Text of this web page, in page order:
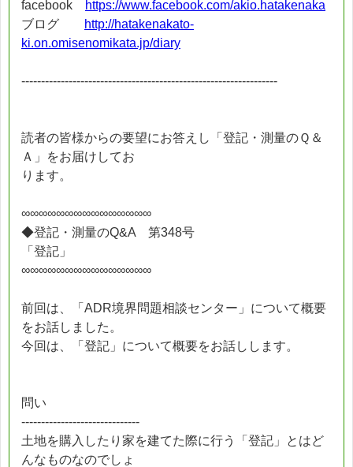
facebook
https://www.facebook.com/akio.hatakenaka
ブログ
http://hatakenakato-
ki.on.omisenomikata.jp/diary
-----------------------------------------------------------------
読者の皆様からの要望にお答えし「登記・測量のＱ＆
Ａ」をお届けしてお
ります。
∞∞∞∞∞∞∞∞∞∞∞∞∞∞∞
◆登記・測量のQ&A 第348号
「登記」
∞∞∞∞∞∞∞∞∞∞∞∞∞∞∞
前回は、「ADR境界問題相談センター」について概要
をお話しました。
今回は、「登記」について概要をお話しします。
問い
------------------------------
土地を購入したり家を建てた際に行う「登記」とはど
んなものなのでしょ